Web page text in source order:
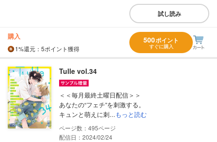
試し読み
購入
1%還元 ：5ポイント獲得
500ポイント
すぐに購入
Tulle vol.34
＜＜毎月最終土曜日配信＞＞
あなたの“フェチ”を刺激する。
キュンと萌えに刺...もっと読む
495
配信日：2024/02/24